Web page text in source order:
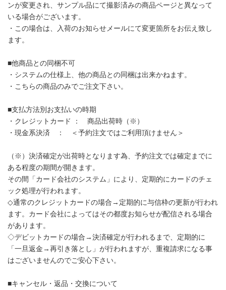
ンが変更され、サンプル品にて撮影済みの商品ページと異なって
いる場合がございます。
・この場合は、入荷のお知らせメールにて変更箇所をお伝え致し
ます。
■他商品との同梱不可
・システムの仕様上、他の商品との同梱は出来かねます。
・こちらの商品のみでご注文下さい。
■支払方法別お支払いの時期
・クレジットカード ： 商品出荷時（※）
・現金系決済 ： ＜予約注文ではご利用頂けません＞
（※）決済確定が出荷時となります為、予約注文では確定までに
ある程度の期間が開きます。
その間「カード会社のシステム」により、定期的にカードのチェ
ック処理が行われます。
◇通常のクレジットカードの場合→定期的に与信枠の更新が行われ
ます。カード会社によってはその都度お知らせが配信される場合
があります。
◇デビットカードの場合→決済確定が行われるまで、定期的に
「一旦返金→再引き落とし」が行われますが、重複請求になる事
はございませんのでご安心下さい。
■キャンセル・返品・交換について